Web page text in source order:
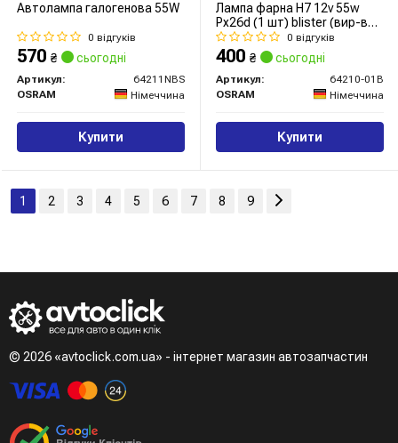
Автолампа галогенова 55W
0 відгуків
570 ₴ сьогодні
Артикул:
64211NBS
OSRAM
Німеччина
Купити
Лампа фарна H7 12v 55w
Px26d (1 шт) blister (вир-во
OSRAM)
0 відгуків
400 ₴ сьогодні
Артикул:
64210-01B
OSRAM
Німеччина
Купити
1 2 3 4 5 6 7 8 9
© 2026 «avtoclick.com.ua» - інтернет магазин автозапчастин